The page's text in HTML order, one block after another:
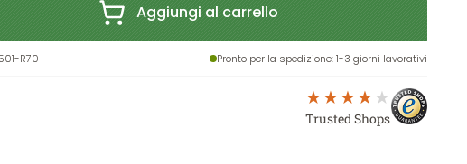
Aggiungi al carrello
R70 Pronto per la spedizione: 1-3 giorni lavorativi
Trusted Shops